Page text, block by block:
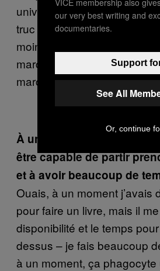
univers se contaminent mais
truc cohérent, c’est positif.
moins monomaniaque, ça
marche pas à tous les
marche, tant mieux.
À un moment, tu t’es
être capable de partir
et à avoir beaucoup de
Ouais, à un moment j’avais
pour faire un livre, mais il
disponibilité et le temps
dessus – je fais beaucoup
à un moment, ça
our very best writing and
documentaries.
Support
See All
Or, continue